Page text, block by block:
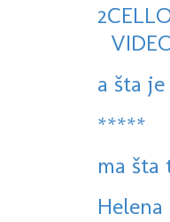
a šta
*****
ma